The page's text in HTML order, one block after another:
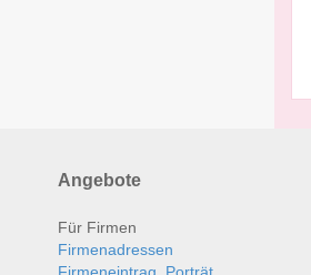
Angebote
Für Firmen
Firmenadressen